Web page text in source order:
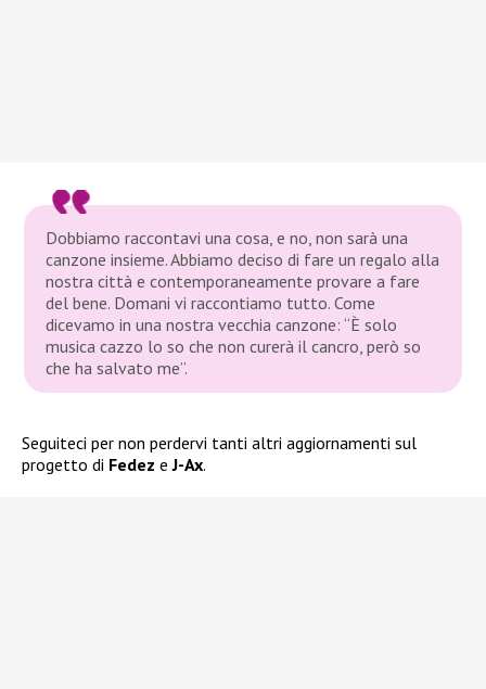
Dobbiamo raccontavi una cosa, e no, non sarà una
canzone insieme. Abbiamo deciso di fare un regalo alla
nostra città e contemporaneamente provare a fare
del bene. Domani vi raccontiamo tutto. Come
dicevamo in una nostra vecchia canzone: “È solo
musica cazzo lo so che non curerà il cancro, però so
che ha salvato me”.
Seguiteci per non perdervi tanti altri aggiornamenti sul
progetto di Fedez e J-Ax.